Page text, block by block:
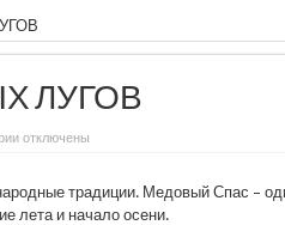
ЛУГОВ
к
ЛУГОВ
отключены
традиции. Медовый Спас –
лета и начало осени.